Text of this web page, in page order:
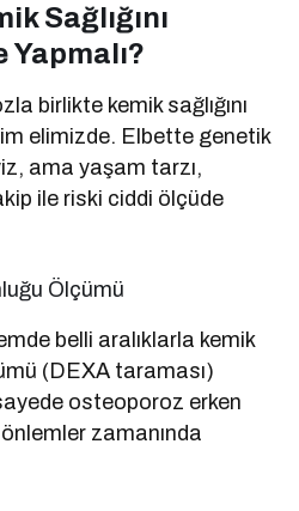
Sağlığını
Yapmalı?
birlikte kemik sağlığını
elimizde. Elbette genetik
ama yaşam tarzı,
ile riski ciddi ölçüde
Ölçümü
belli aralıklarla kemik
(DEXA taraması)
osteoporoz erken
zamanında